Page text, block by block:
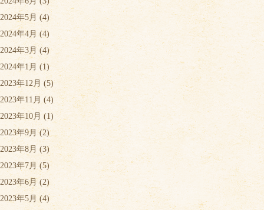
2024年5月 (4)
2024年4月(4)
2024年3月 (4)
2024年1月 (1)
2023年12月 (5)
2023年11月 (4)
2023年10月 (1)
2023年9月 (2)
2023年8月 (3)
2023年7月 (5)
2023年6月(2)
2023年5月 (4)